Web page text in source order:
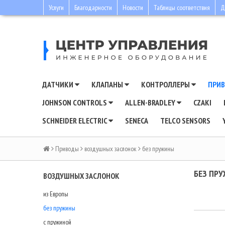
Услуги Благодарности Новости Таблицы соответствия
ДАТЧИКИ КЛАПАНЫ КОНТРОЛЛЕРЫ
JOHNSON CONTROLS
ALLEN-BRADLEY CZAKI
SCHNEIDER ELECTRIC
SENECA TELCO SENSORS
Приводы воздушных заслонок без пружины
ВОЗДУШНЫХ ЗАСЛОНОК
из Европы
без пружины
с пружиной
БЕЗ